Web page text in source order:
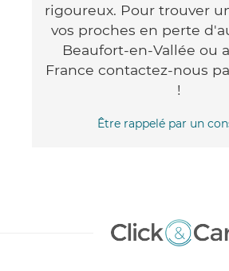
rigoureux. Pour trouver
vos proches en perte
Beaufort-en-Vallée ou
France contactez-nous
!
Être rappelé par un